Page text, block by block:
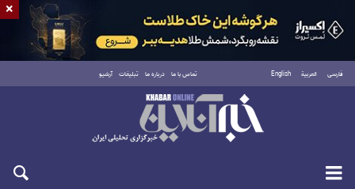
فارسی العربية English تماس با ما درباره ما تبلیغات آرشیو
شنبه ۱۷ مرداد ۱۴۰۵
×